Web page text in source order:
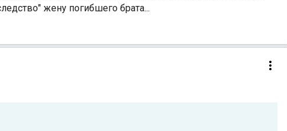
жену погибшего брата...